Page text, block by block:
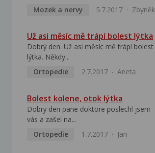
Mozek a nervy
5.7.2017 Zbyněk
Už asi měsíc mě trápí bolest lýtka
Dobrý den. Už asi měsíc mě trápí bolest
lýtka. Někdy...
Ortopedie
2.7.2017 Aneta
Bolest kolene, otok lýtka
Dobry den pane doktore poslechl jsem
vás a zašel na...
Ortopedie
1.7.2017 Jan